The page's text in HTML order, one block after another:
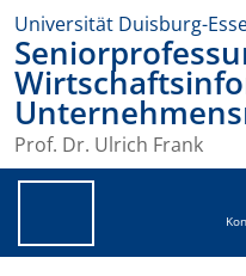
Universität Duisburg-
Prof. Dr. Ulrich Frank